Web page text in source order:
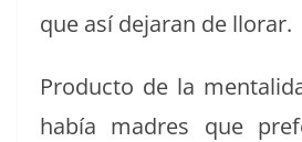
que así dejaran de llorar.
Pro­duc­to de la
había madres que